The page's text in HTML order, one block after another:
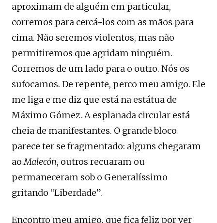
aproximam de alguém em particular,
corremos para cercá-los com as mãos para
cima. Não seremos violentos, mas não
permitiremos que agridam ninguém.
Corremos de um lado para o outro. Nós os
sufocamos. De repente, perco meu amigo. Ele
me liga e me diz que está na estátua de
Máximo Gómez. A esplanada circular está
cheia de manifestantes. O grande bloco
parece ter se fragmentado: alguns chegaram
aoMalecón, outros recuaram ou
permaneceram sob o Generalíssimo
gritando “Liberdade”.
Encontro meu amigo, que fica feliz por ver